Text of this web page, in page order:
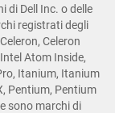
di Dell Inc. o delle
registrati degli
Celeron
Atom Inside,
Itanium, Itanium
Pentium, Pentium
sono marchi di